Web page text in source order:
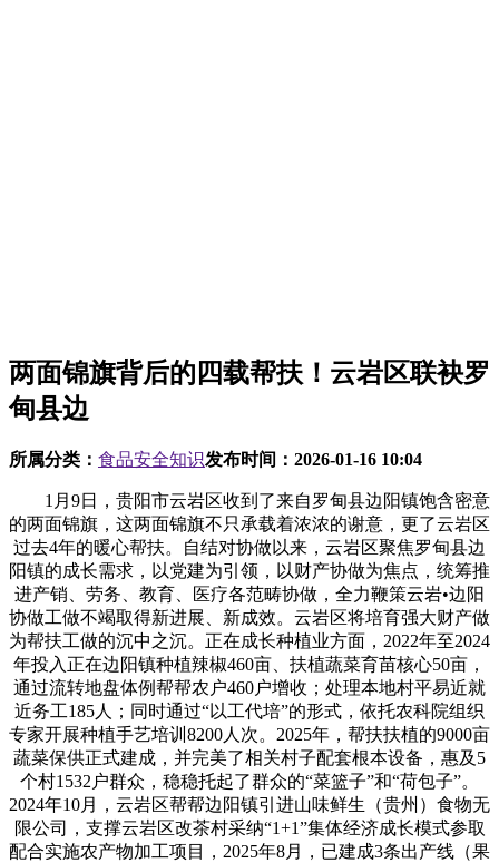
两面锦旗背后的四载帮扶！云岩区联袂罗
甸县边
所属分类： 食品安全知识发布时间： 2026-01-16 10:04
1月9日，贵阳市云岩区收到了来自罗甸县边阳镇饱含密意
的两面锦旗，这两面锦旗不只承载着浓浓的谢意，更了云岩区
过去4年的暖心帮扶。自结对协做以来，云岩区聚焦罗甸县边
阳镇的成长需求，以党建为引领，以财产协做为焦点，统筹推
进产销、劳务、教育、医疗各范畴协做，全力鞭策云岩•边阳
协做工做不竭取得新进展、新成效。云岩区将培育强大财产做
为帮扶工做的沉中之沉。正在成长种植业方面，2022年至2024
年投入正在边阳镇种植辣椒460亩、扶植蔬菜育苗核心50亩，
通过流转地盘体例帮帮农户460户增收；处理本地村平易近就
近务工185人；同时通过“以工代培”的形式，依托农科院组织
专家开展种植手艺培训8200人次。2025年，帮扶扶植的9000亩
蔬菜保供正式建成，并完美了相关村子配套根本设备，惠及5
个村1532户群众，稳稳托起了群众的“菜篮子”和“荷包子”。
2024年10月，云岩区帮帮边阳镇引进山味鲜生（贵州）食物无
限公司，支撑云岩区改茶村采纳“1+1”集体经济成长模式参取
配合实施农产物加工项目，2025年8月，已建成3条出产线（果